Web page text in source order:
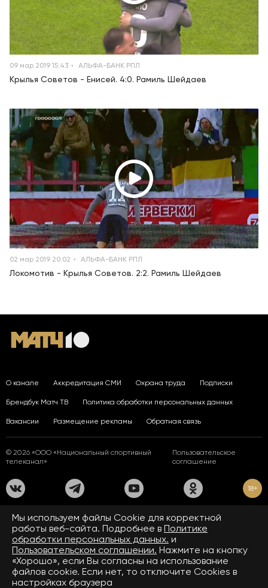
09 мар 2019 15:43 АЛЬФА-БАНК РПЛ
Крылья Советов - Енисей. 4:0. Рамиль Шейдаев
02 мар 2019 20:02 АЛЬФА-БАНК РПЛ
Локомотив - Крылья Советов. 2:2. Рамиль Шейдаев
О канале Аккредитация СМИ Охрана труда Подписки
Брендбук Матч ТВ Политика обработки персональных данных
Вакансии Размещение рекламы Обратная связь
© 2026 «ООО «Национальный спортивный
телеканал»
Пользовательское
соглашение
18+
На сайте применяются рекомендательные технологии. Подробнее
Правилах применения рекомендательных технологий.
Средство массовой информации сетевое издание «www.matchtv.ru»
зарегистрировано Федеральной службой по надзору в сфере связи,
информационных технологий и массовых коммуникаций (Роскомнадзор).
Свидетельство о регистрации средства массовой информации ЭЛ № ФС 77 - 72390
от 28.02.2018. Название — www.matchtv.ru.
Учредитель (соучредители) СМИ сетевого издания «www.matchtv.ru»: ООО
«Национальный спортивный телеканал», главный редактор СМИ сетевого издания
Мы используем файлы Сookie для корректной
работы веб-сайта. Подробнее в Политике
обработки персональных данных. и
Пользовательском соглашении. Нажмите на кнопку
«Хорошо», если Вы согласны на использование
файлов cookie. Если нет, то отключите Cookies в
настройках браузера